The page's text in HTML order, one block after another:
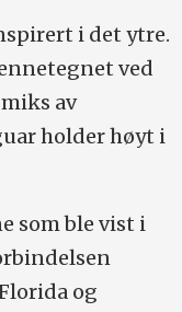
i det ytre.
ved
av
holder høyt i
som ble vist i
og